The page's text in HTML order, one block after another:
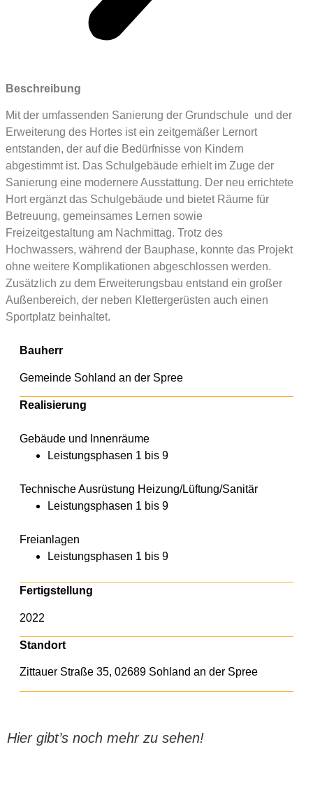
Beschreibung
Mit der umfassenden Sanierung der Grundschul e und der
Erweiterung des Hortes ist ein zeitgemäßer Lernort
entstanden, der auf die Bedürfnisse von Kindern
abgestimmt ist. Das Schulgebäude erhielt im Zuge der
Sanierung eine modernere Ausstattung. Der neu errichtete
Hort ergänzt das Schulgebäude und bietet Räume für
Betreuung, gemeinsames Lernen sowie
Freizeitgestaltung am Nachmittag. Trotz des
Hochwassers, während der Bauphase, konnte das Projekt
ohne weitere Komplikationen abgeschlossen werden.
Zusätzlich zu dem Erweiterungsbau entstand ein großer
Außenbereich, der neben Klettergerüsten auch einen
Sportplatz beinhaltet.
Bauherr
Gemeinde Sohland an der Spree
Realisierung
Gebäude und Innenräume
Leistungsphasen 1 bis 9
Technische Ausrüstung Heizung/Lüftung/Sanitär
Leistungsphasen 1 bis 9
Freianlagen
Leistungsphasen 1 bis 9
Fertigstellung
2022
Standort
Zittauer Straße 35, 02689 Sohland an der Spree
Hier gibt’s noch mehr zu sehen!